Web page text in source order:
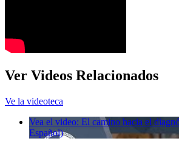
Ver Videos Relacionados
Ve la videoteca
Vea el video: El camino hacia el
Español)